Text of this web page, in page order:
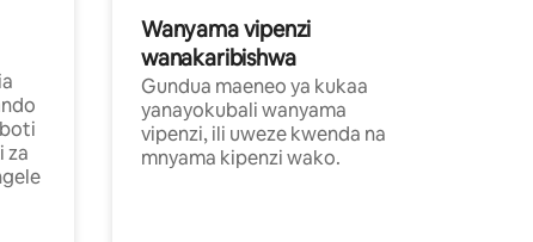
za
Wanyama vipenzi
wanakaribishwa
Gundua maeneo ya kukaa
yanayokubali wanyama
vipenzi, ili uweze kwenda na
mnyama kipenzi wako.